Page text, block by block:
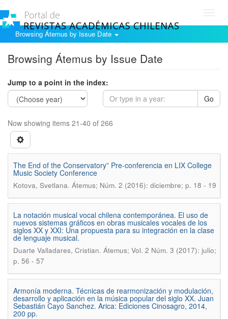
Browsing Átemus by Issue Date
Browsing Átemus by Issue Date
Jump to a point in the index:
Go
Now showing items 21-40 of 266
The End of the Conservatory” Pre-conferencia en LIX College
Music Society Conference
Kotova, Svetlana. Átemus; Núm. 2 (2016): diciembre; p. 18 - 19
La notación musical vocal chilena contemporánea. El uso de
nuevos sistemas gráficos en obras musicales vocales de los
siglos XX y XXI: Una propuesta para su integración en la clase
de lenguaje musical.
Duarte Valladares, Cristian. Átemus; Vol. 2 Núm. 3 (2017): julio;
p. 56 - 57
Armonía moderna. Técnicas de rearmonización y modulación,
desarrollo y aplicación en la música popular del siglo XX. Juan
Sebastián Cayo Sanchez. Arica: Ediciones Cinosagro, 2014,
200 pp.